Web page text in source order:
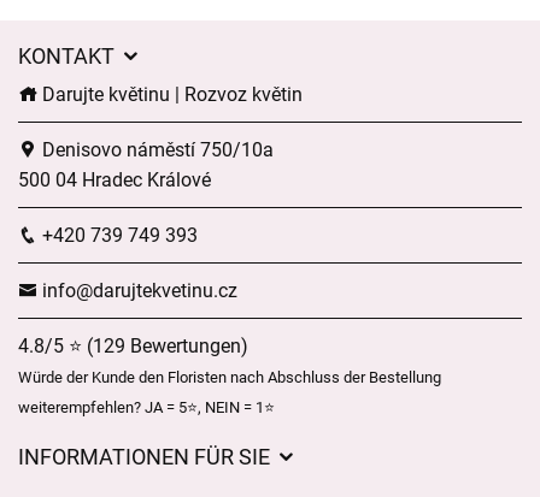
KONTAKT
Darujte květinu | Rozvoz květin
Denisovo náměstí 750/10a
500 04 Hradec Králové
+420 739 749 393
info@darujtekvetinu.cz
4.8/5 ⭐ (129 Bewertungen)
Würde der Kunde den Floristen nach Abschluss der Bestellung
weiterempfehlen? JA = 5⭐, NEIN = 1⭐
INFORMATIONEN FÜR SIE